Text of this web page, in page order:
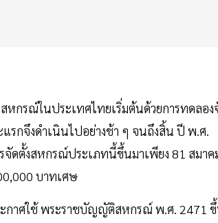
กรณ์ในประเทศไทยเริ่มต้นด้วยการทดลอง
กจึงดำเนินไปอย่างช้า ๆ จนถึงสิ้น ปี พ.ศ.
จัดตั้งสหกรณ์ประเภทนี้ขึ้นมาเพียง 81 สมาค
บาทเศษ
ะกาศใช้ พระราชบัญญัติสหกรณ์ พ.ศ. 2471